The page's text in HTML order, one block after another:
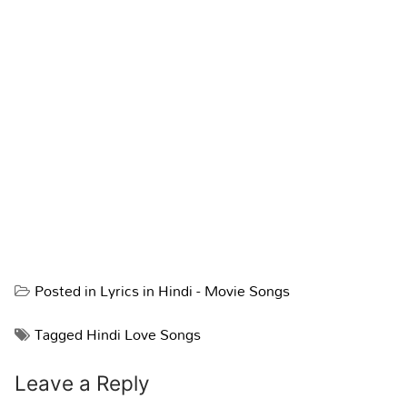
Posted inLyrics in Hindi - Movie Songs
TaggedHindi Love Songs
Leave a Reply